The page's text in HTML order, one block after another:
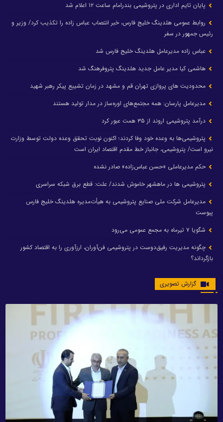
پایان تایم اداری در پتروشیمی بندرامام ساعت ۱۲ اعلام شد
روابط عمومی هلدینگ خلیج فارس، خبر انتصاب عباس زاده را تکذیب کرد/ وزیر و
رئیس جمهور در سفر
عباس زاده مدیرعامل هلدینگ خلیج فارس شد
هاشمی کیا مدیر عامل جدید هلدینگ پتروفرهنگ شد
محدودیت های پروازی تهران قم و مشهد در زمان تشییع پیکر رهبر شهید
مدیرعامل پارسان: همه مجتمع‌های اوره‌ساز در مدار تولید هستند
درآمد پتروشیمی اروند از ۳۵ همت عبور کرد
پتروشیمی‌ها به وعده خود وفا کردند؛ اکنون نوبت تحقق وعده دولت توسط وزارت
نیرو است/ پتروشیمی، جانباز خط مقدم اقتصاد ایران است
حکم مدیرعاملی «حسن عباس‌زاده» صادر نشده
پتروشیمی ها در ماهشهر خاموش شدند/ علت: قطع برق شبکه سراسری
مدیرعامل شرکت ملی صنایع پتروشیمی به هیأت‌مدیره هلدینگ خلیج فارس
پیوست
شگویا ۷ تیرماه به مجمع عمومی می‌رود
چگونه مدیریت رفیق‌دوست در پتروشیمی فن‌آوران، ارزآوری را به اقتصاد کشور
بازگرداند؟
گزارش تصویری